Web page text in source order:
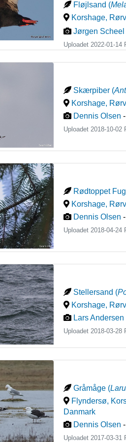
Fløjlsand (
Korshage,
Jørgen Scheel
Uploadet 2022-01-14
Skærpiber (
Korshage,
Dennis Olsen
Uploadet 2018-10-02
Rødtoppet
Korshage,
Dennis Olsen
Uploadet 2018-04-24
Stellersand (
Korshage,
Lars Andersen
Uploadet 2018-03-
Gråmåge (
Flyndersø,
Danmark
Dennis Olsen
Uploadet 2017-03-31